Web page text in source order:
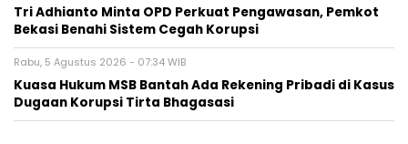
Tri Adhianto Minta OPD Perkuat Pengawasan, Pemkot
Bekasi Benahi Sistem Cegah Korupsi
Rabu, 5 Agustus 2026 - 07:34 WIB
Kuasa Hukum MSB Bantah Ada Rekening Pribadi di Kasus
Dugaan Korupsi Tirta Bhagasasi